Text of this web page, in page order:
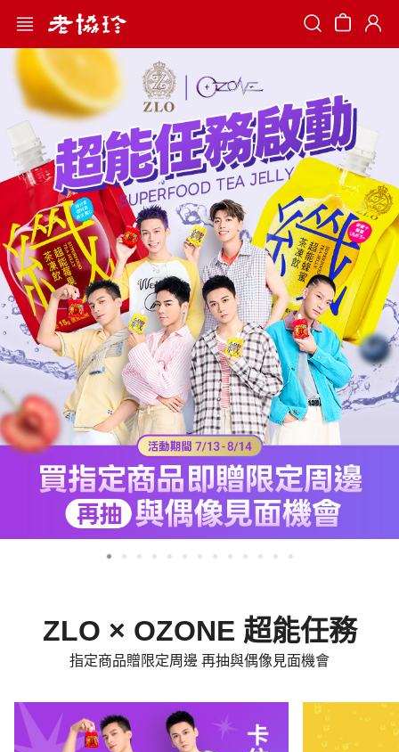
Search
ZLO × OZONE 超能任務
指定商品贈限定周邊 再抽與偶像見面機會